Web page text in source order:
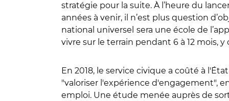
stratégie pour la suite. À l’heure du
années à venir, il n’est plus question
national universel sera une école de
vivre sur le terrain pendant 6 à 12 mois,
En 2018, le service civique a coûté à
"valoriser l'expérience d'engagement",
emploi. Une étude menée auprès de